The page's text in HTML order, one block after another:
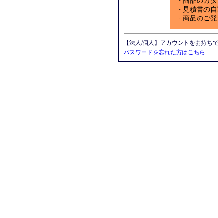
・見積書の
・商品のご
【法人/個人】アカウントをお持ち
パスワードを忘れた方はこちら